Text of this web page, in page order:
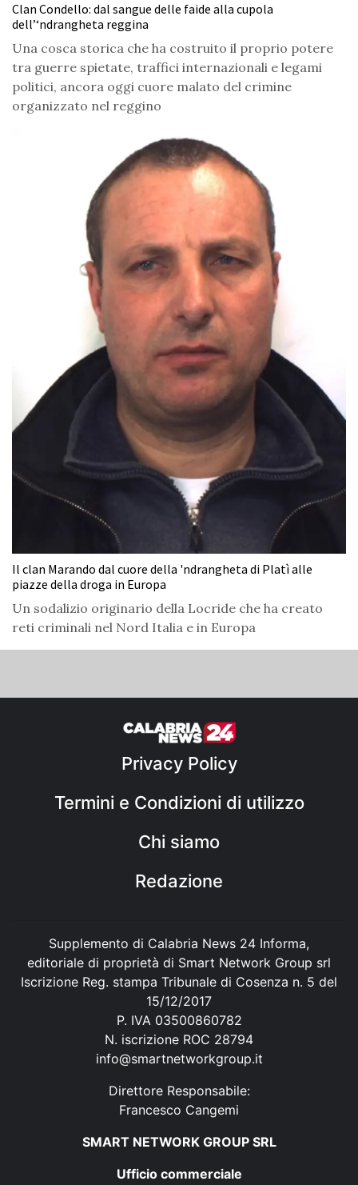
Clan Condello: dal sangue delle faide alla cupola
dell’‘ndrangheta reggina
Una cosca storica che ha costruito il proprio potere
tra guerre spietate, traffici internazionali e legami
politici, ancora oggi cuore malato del crimine
organizzato nel reggino
Il clan Marando dal cuore della 'ndrangheta di Platì alle
piazze della droga in Europa
Un sodalizio originario della Locride che ha creato
reti criminali nel Nord Italia e in Europa
Privacy Policy
Termini e Condizioni di utilizzo
Chi siamo
Redazione
Supplemento di Calabria News 24 Informa,
editoriale di proprietà di Smart Network Group srl
Iscrizione Reg. stampa Tribunale di Cosenza n. 5 del
15/12/2017
P. IVA 03500860782
N. iscrizione ROC 28794
info@smartnetworkgroup.it
Direttore Responsabile:
Francesco Cangemi
SMART NETWORK GROUP SRL
Ufficio commerciale